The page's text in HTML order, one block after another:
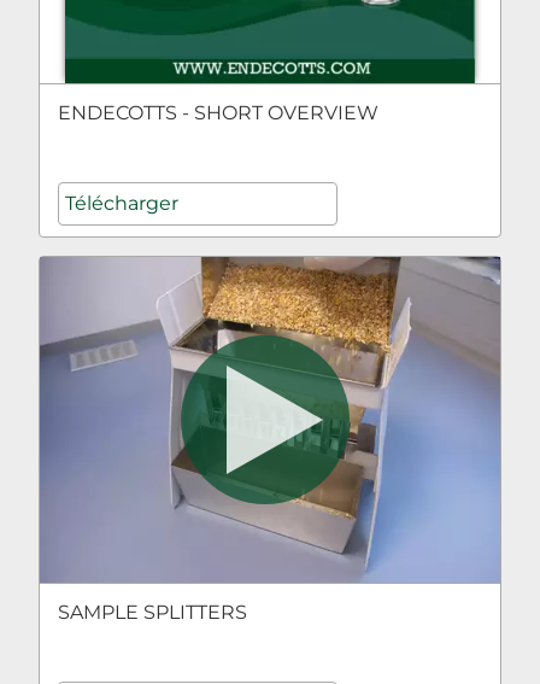
ENDECOTTS - SHORT OVERVIEW
Télécharger
SAMPLE SPLITTERS